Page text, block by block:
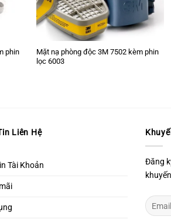
phin
Mặt nạ phòng độc 3M 7502 kèm phin
lọc 6003
Liên Hệ
Tài Khoản
Đăng